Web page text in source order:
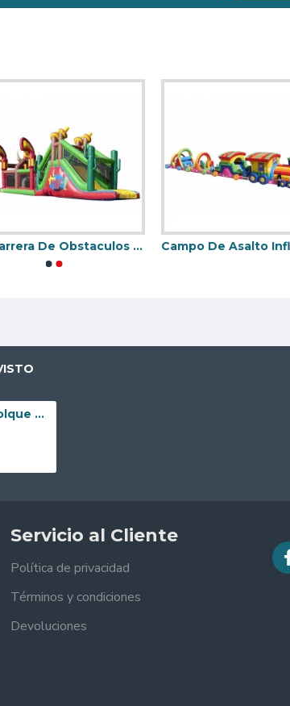
Carrera De Obstaculos De Vaquero
De Asalto Inflable
Obstaculo Del Remolque Del Tractor
Servicio al Cliente
Política de privacidad
Términos y condiciones
Devoluciones